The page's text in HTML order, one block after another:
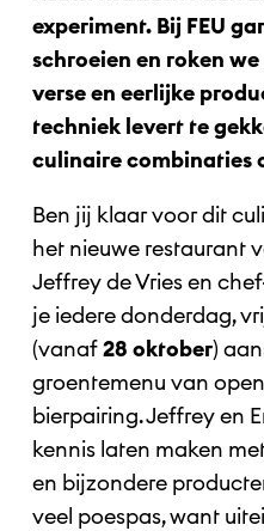
experiment. Bij FEU
schroeien en roken
verse en eerlijke
techniek levert te
culinaire combinaties
Ben jij klaar voor dit
het nieuwe restaurant
Jeffrey de Vries en
je iedere donderdag,
(vanaf28 oktober)
groentemenu van
bierpairing. Jeffrey en
kennis laten maken
en bijzondere
veel poespas, want